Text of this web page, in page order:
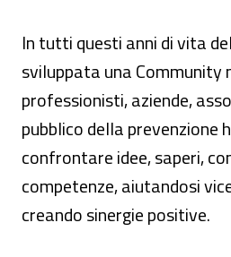
In tutti questi anni di vita
sviluppata una Community
professionisti, aziende,
pubblico della prevenzione
confrontare idee, saperi,
competenze, aiutandosi
creando sinergie positive.